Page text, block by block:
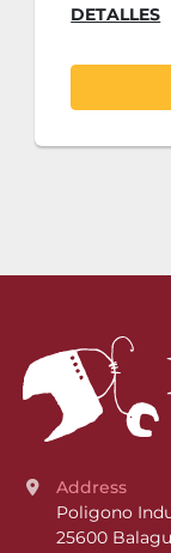
DETALLES
Address
Poligono
25600